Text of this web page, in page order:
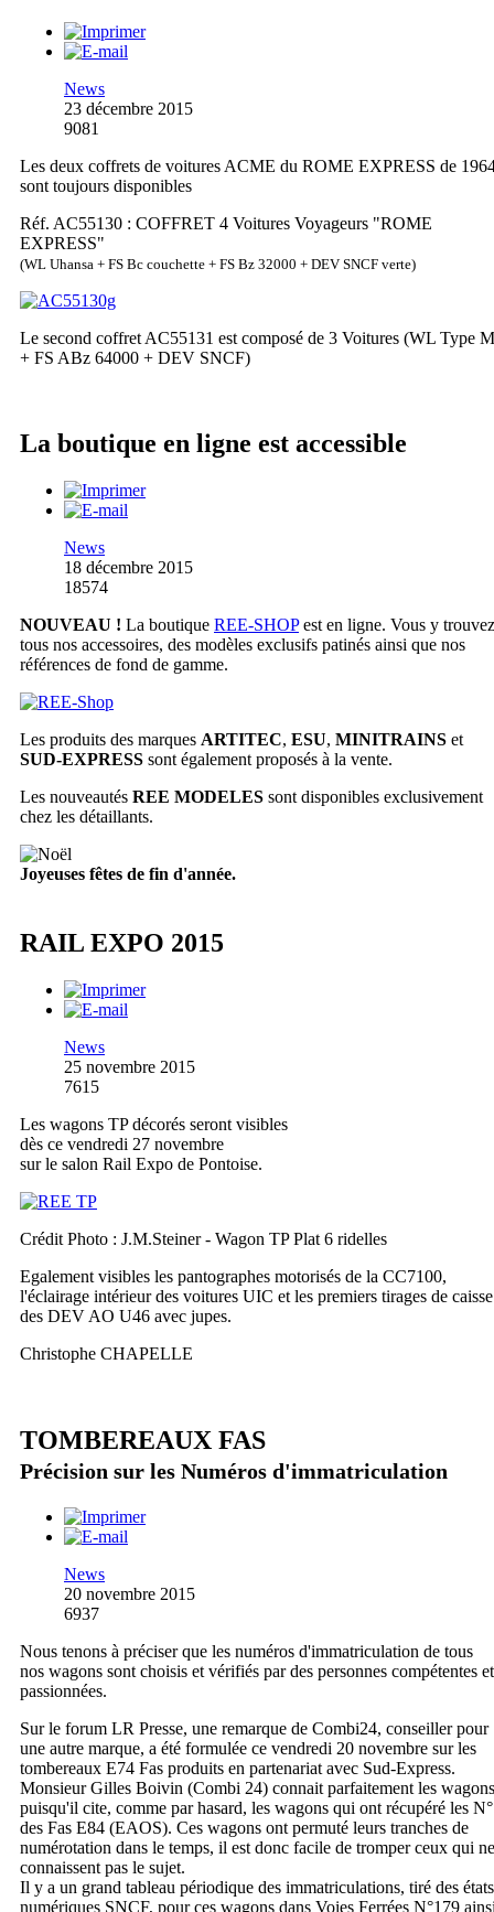
News
23 décembre 2015
9081
Les deux coffrets de voitures ACME du ROME EXPRESS de
sont toujours disponibles
Réf. AC55130 : COFFRET 4 Voitures Voyageurs "ROME
EXPRESS"
(WL Uhansa + FS Bc couchette + FS Bz 32000 + DEV SNCF verte)
Le second coffret AC55131 est composé de 3 Voitures (WL Type M
+ FS ABz 64000 + DEV SNCF)
La boutique en ligne est accessible
News
18 décembre 2015
18574
NOUVEAU ! La boutique REE-SHOPest en ligne. Vous y trouvez
tous nos accessoires, des modèles exclusifs patinés ainsi que nos
références de fond de gamme.
Les produits des marques ARTITEC, ESU, MINITRAINS et
SUD-EXPRESS sont également proposés à la vente.
Les nouveautés REE MODELES sont disponibles exclusivement
chez les détaillants.
Joyeuses fêtes de fin d'année.
RAIL EXPO 2015
News
25 novembre 2015
7615
Les wagons TP décorés seront visibles
dès ce vendredi 27 novembre
sur le salon Rail Expo de Pontoise.
Crédit Photo : J.M.Steiner - Wagon TP Plat 6 ridelles
Egalement visibles les pantographes motorisés de la CC7100,
l'éclairage intérieur des voitures UIC et les premiers tirages de caisse
des DEV AO U46 avec jupes.
Christophe CHAPELLE
TOMBEREAUX FAS
Précision sur les Numéros d'immatriculation
News
20 novembre 2015
6937
Nous tenons à préciser que les numéros d'immatriculation de tous
nos wagons sont choisis et vérifiés par des personnes compétentes et
passionnées.
Sur le forum LR Presse, une remarque de Combi24, conseiller pour
une autre marque, a été formulée ce vendredi 20 novembre sur les
tombereaux E74 Fas produits en partenariat avec Sud-Express.
Monsieur Gilles Boivin (Combi 24) connait parfaitement les wagons
puisqu'il cite, comme par hasard, les wagons qui ont récupéré les N°
des Fas E84 (EAOS). Ces wagons ont permuté leurs tranches de
numérotation dans le temps, il est donc facile de tromper ceux qui ne
connaissent pas le sujet.
Il y a un grand tableau périodique des immatriculations, tiré des états
numériques SNCF, pour ces wagons dans Voies Ferrées N°179